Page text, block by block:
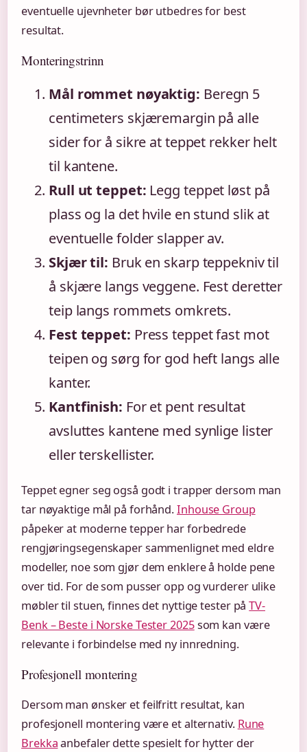
eventuelle ujevnheter bør utbedres for best
resultat.
Monteringstrinn
Mål rommet nøyaktig: Beregn 5
centimeters skjæremargin på alle
sider for å sikre at teppet rekker helt
til kantene.
Rull ut teppet: Legg teppet løst på
plass og la det hvile en stund slik at
eventuelle folder slapper av.
Skjær til: Bruk en skarp teppekniv til
å skjære langs veggene. Fest deretter
teip langs rommets omkrets.
Fest teppet: Press teppet fast mot
teipen og sørg for god heft langs alle
kanter.
Kantfinish: For et pent resultat
avsluttes kantene med synlige lister
eller terskellister.
Teppet egner seg også godt i trapper dersom man
tar nøyaktige mål på forhånd.Inhouse Group
påpeker at moderne tepper har forbedrede
rengjøringsegenskaper sammenlignet med eldre
modeller, noe som gjør dem enklere å holde pene
over tid. For de som pusser opp og vurderer ulike
møbler til stuen, finnes det nyttige tester påTV-
Benk – Beste i Norske Tester 2025som kan være
relevante i forbindelse med ny innredning.
Profesjonell montering
Dersom man ønsker et feilfritt resultat, kan
profesjonell montering være et alternativ. Rune
Brekkaanbefaler dette spesielt for hytter der